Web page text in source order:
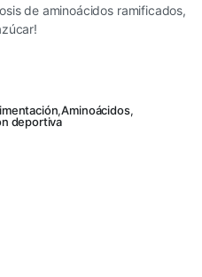
de aminoácidos ramificados,
,Aminoácidos,
deportiva